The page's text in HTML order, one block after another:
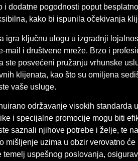
i dodatne pogodnosti poput
kako bi ispunila očekivanja
igra ključnu ulogu u izgradnji
mail i društvene mreže. Brzo i
ste posvećeni pružanju vrhunske
klijenata, kao što su omiljena
vaše usluge.
održavanje visokih standarda
i specijalne promocije mogu biti
saznali njihove potrebe i želje, te
mišljenje uzima u obzir verovatno
temelj uspešnog poslovanja,